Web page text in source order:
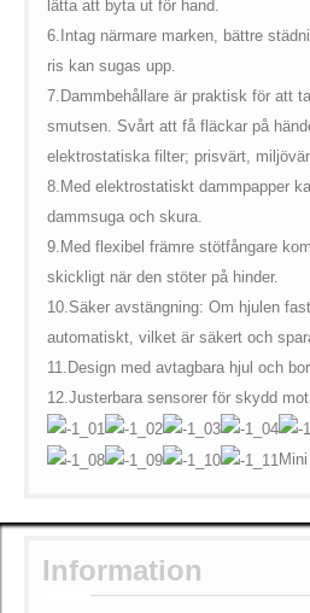
lätta att byta ut för hand.
6. Intag närmare marken, bättre
ris kan sugas upp.
7. Dammbehållare är praktisk för att
smutsen. Svårt att få fläckar på
elektrostatiska filter; prisvärt,
8. Med elektrostatiskt dammpapper
dammsuga och skura.
9. Med flexibel främre stötfångare
skickligt när den stöter på hinder.
10.Säker avstängning: Om hjulen
automatiskt, vilket är säkert och
11. Design med avtagbara hjul och
12.Justerbara sensorer för skydd
Information